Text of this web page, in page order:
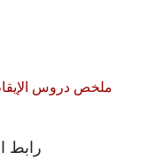
ملخص دروس الإيقاظ
رابط